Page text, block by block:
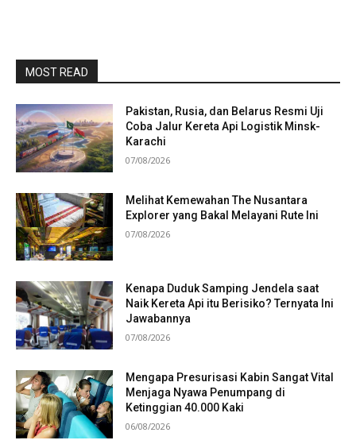
MOST READ
Pakistan, Rusia, dan Belarus Resmi Uji
Coba Jalur Kereta Api Logistik Minsk-
Karachi
07/08/2026
Melihat Kemewahan The Nusantara
Explorer yang Bakal Melayani Rute Ini
07/08/2026
Kenapa Duduk Samping Jendela saat
Naik Kereta Api itu Berisiko? Ternyata Ini
Jawabannya
07/08/2026
Mengapa Presurisasi Kabin Sangat Vital
Menjaga Nyawa Penumpang di
Ketinggian 40.000 Kaki
06/08/2026